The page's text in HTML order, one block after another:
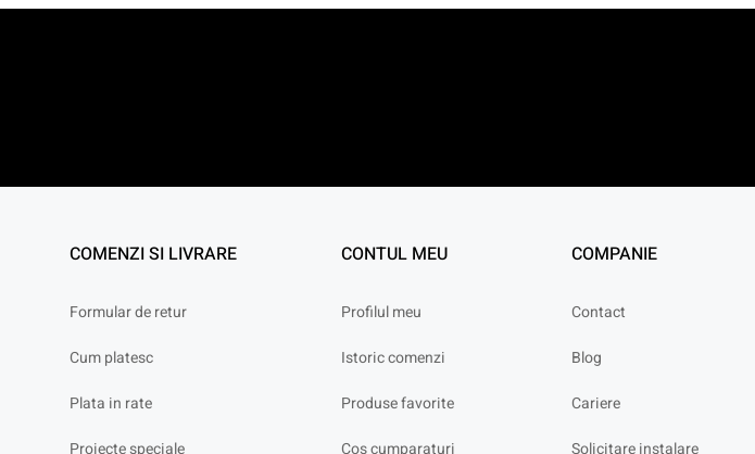
COMENZI SI LIVRARE
Formular de retur
Cum platesc
Plata in rate
Proiecte speciale
CONTUL MEU
Profilul meu
Istoric comenzi
Produse favorite
Cos cumparaturi
COMPANIE
Contact
Blog
Cariere
Solicitare instalare